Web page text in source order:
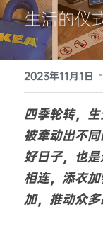
生活的仪
2023年11月1日 ·
四季轮转，生
被牵动出不
好日子，也
相连，添衣
加，推动众多